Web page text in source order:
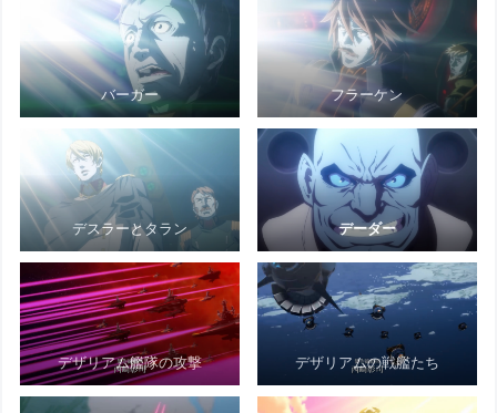
バーガー フラーケン
デスラーとタラン デーダー
デザリアム艦隊の攻撃 デザリアムの戦艦たち